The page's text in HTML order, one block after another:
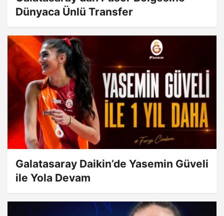
Dünyaca Ünlü Transfer
Galatasaray Daikin’de Yasemin Güveli
ile Yola Devam